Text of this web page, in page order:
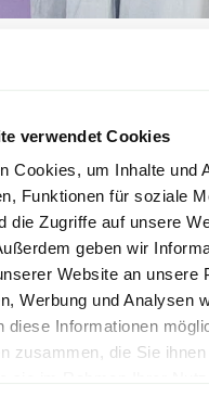
verwendet Cookies
Cookies, um Inhalte und
Funktionen für soziale
die Zugriffe auf unsere
geben wir
Website an unsere
Werbung und Analysen
diese Informationen
zusammen, die Sie